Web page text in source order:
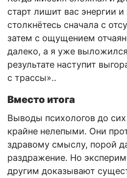
старт лишит вас энергии
столкнётесь сначала с
затем с ощущением
далеко, а я уже
результате наступит
с трассы»..
Вместо итога
Выводы психологов до
крайне нелепыми. Они
здравому смыслу, порой
раздражение. Но
другим доказывают